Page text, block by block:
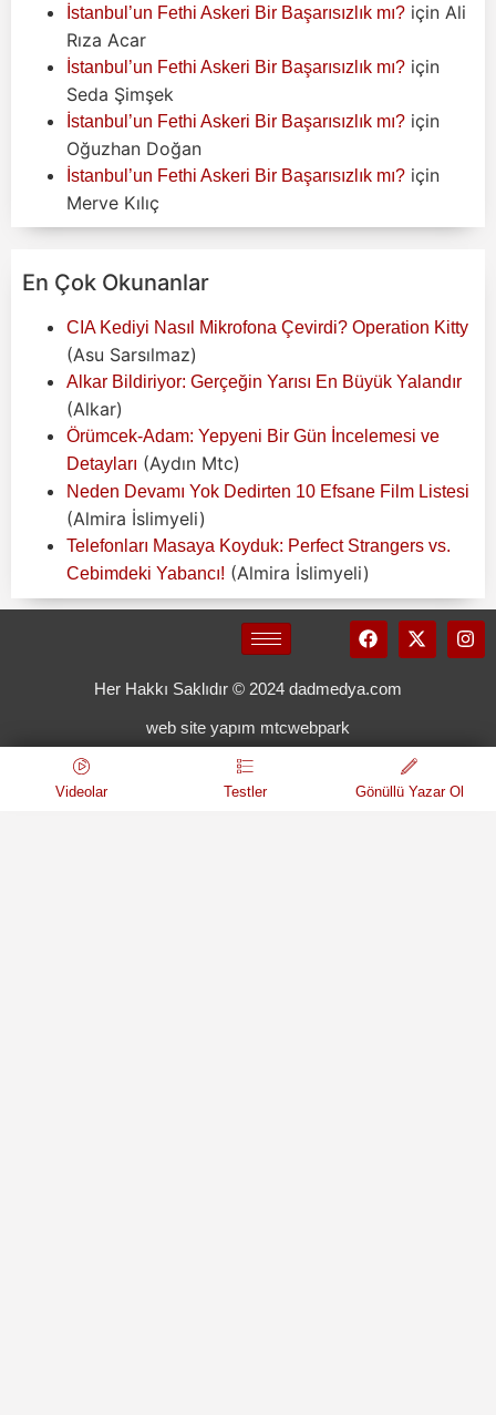
İstanbul’un Fethi Askeri Bir Başarısızlık mı? için Ali
Rıza Acar
İstanbul’un Fethi Askeri Bir Başarısızlık mı? için
Seda Şimşek
İstanbul’un Fethi Askeri Bir Başarısızlık mı? için
Oğuzhan Doğan
İstanbul’un Fethi Askeri Bir Başarısızlık mı? için
Merve Kılıç
En Çok Okunanlar
CIA Kediyi Nasıl Mikrofona Çevirdi? Operation Kitty
(Asu Sarsılmaz)
Alkar Bildiriyor: Gerçeğin Yarısı En Büyük Yalandır
(Alkar)
Örümcek-Adam: Yepyeni Bir Gün İncelemesi ve
Detayları (Aydın Mtc)
Neden Devamı Yok Dedirten 10 Efsane Film Listesi
(Almira İslimyeli)
Telefonları Masaya Koyduk: Perfect Strangers vs.
Cebimdeki Yabancı! (Almira İslimyeli)
Her Hakkı Saklıdır © 2024 dadmedya.com
web site yapım mtcwebpark
Videolar Testler Gönüllü Yazar Ol